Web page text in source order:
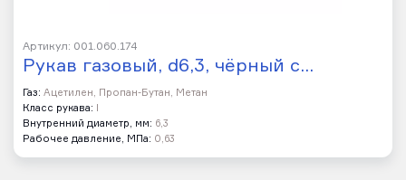
Артикул: 001.060.174
Рукав газовый, d6,3, чёрный с…
Газ: Ацетилен, Пропан-Бутан, Метан
Класс рукава:
Внутренний диаметр, мм: 6,3
Рабочее давление, МПа: 0,63